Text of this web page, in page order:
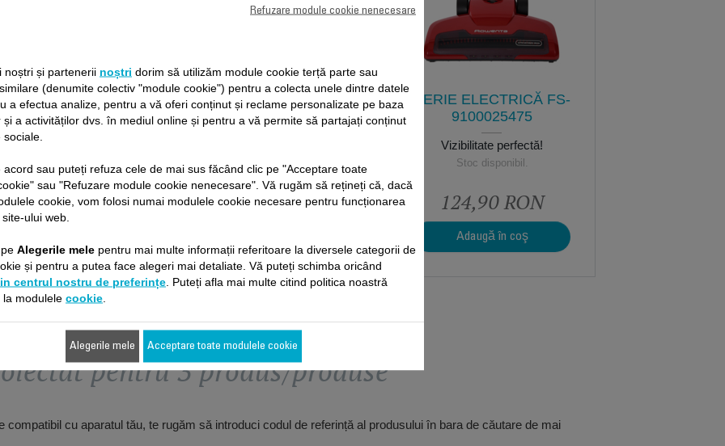
PERIE ELECTRICĂ FS-
9100025205
Stoc disponibil.
109,30 RON
RECIPIENT PENTRU
PRAF FS-9100025208
Stoc disponibil.
72,80 RON
PERIE ELECTRICĂ FS-
9100025475
Vizibilitate perfectă!
Stoc disponibil.
124,90 RON
Adaugă în coş
pentru 3 produs/produse
cu aparatul tău, te rugăm să introduci codul de referință al produsului în bara de căutare de mai
noștri și partenerii noștri dorim să utilizăm module cookie terță parte sau
(denumite colectiv "module cookie") pentru a colecta unele dintre datele
a efectua analize, pentru a vă oferi conținut și reclame personalizate pe baza
și a activităților dvs. în mediul online și pentru a vă permite să partajați conținut
acord sau puteți refuza cele de mai sus făcând clic pe "Acceptare toate
sau "Refuzare module cookie nenecesare". Vă rugăm să rețineți că, dacă
cookie, vom folosi numai modulele cookie necesare pentru funcționarea
ului web.
Alegerile mele pentru mai multe informații referitoare la diversele categorii de
și pentru a putea face alegeri mai detaliate. Vă puteți schimba oricând
centrul nostru de preferințe . Puteți afla mai multe citind politica noastră
modulele cookie
Refuzare module cookie nenecesare
Alegerile mele Acceptare toate modulele cookie